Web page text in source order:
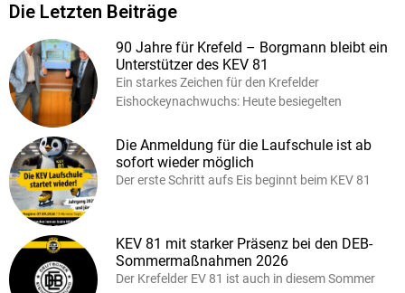
Die Letzten Beiträge
90 Jahre für Krefeld – Borgmann bleibt ein
Unterstützer des KEV 81
Ein starkes Zeichen für den Krefelder
Eishockeynachwuchs: Heute besiegelten
Die Anmeldung für die Laufschule ist ab
sofort wieder möglich
Der erste Schritt aufs Eis beginnt beim KEV 81
KEV 81 mit starker Präsenz bei den DEB-
Sommermaßnahmen 2026
Der Krefelder EV 81 ist auch in diesem Sommer